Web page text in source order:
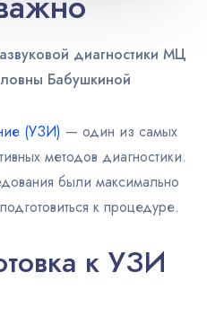
диагностики МЦ
Бабушкиной
(УЗИ) — один из самых
методов диагностики.
были максимально
к процедуре.
к УЗИ